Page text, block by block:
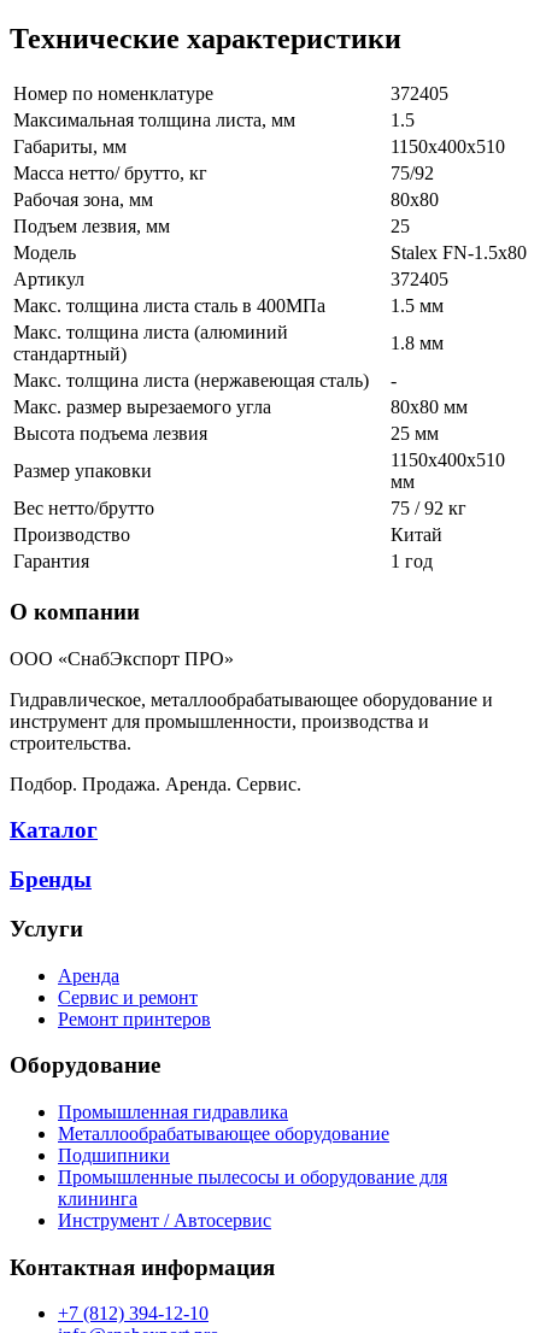
Технические характеристики
Номер по номенклатуре
372405
Максимальная толщина листа, мм
1.5
Габариты, мм
1150х400х510
Масса нетто/ брутто, кг
75/92
Рабочая зона, мм
80x80
Подъем лезвия, мм
25
Модель
Stalex FN-1.5x80
Артикул
372405
Макс. толщина листа сталь в 400МПа
1.5 мм
Макс. толщина листа (алюминий
стандартный)
1.8 мм
Макс. толщина листа (нержавеющая сталь)
-
Макс. размер вырезаемого угла
80х80 мм
Высота подъема лезвия
25 мм
Размер упаковки
1150х400х510
мм
Вес нетто/брутто
75 / 92 кг
Производство
Китай
Гарантия
1 год
О компании
ООО «СнабЭкспорт ПРО»
Гидравлическое, металлообрабатывающее оборудование и
инструмент для промышленности, производства и
строительства.
Подбор. Продажа. Аренда. Сервис.
Каталог
Бренды
Услуги
Аренда
Сервис и ремонт
Ремонт принтеров
Оборудование
Промышленная гидравлика
Металлообрабатывающее оборудование
Подшипники
Промышленные пылесосы и оборудование для
клининга
Инструмент / Автосервис
Контактная информация
+7 (812) 394-12-10